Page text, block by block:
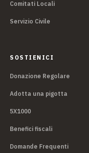
Comitati Locali
Servizio Civile
SOSTIENICI
Donazione Regolare
Adotta una pigotta
5X1000
Benefici fiscali
Domande Frequenti